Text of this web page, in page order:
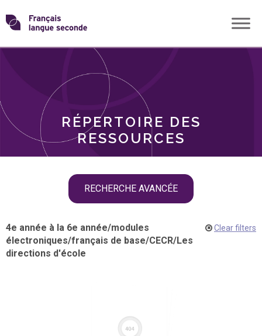
Skip
toTransformons
langue
RÉPERTOIRE DES
RESSOURCES
RECHERCHE AVANCÉE
THÈMES
4e année à la 6e année/modules
électroniques/français de base/CECR/Les
directions d'école
Clear filters